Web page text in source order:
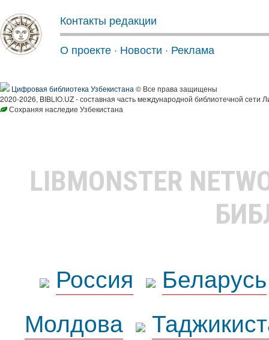
Контакты редакции
О проекте · Новости · Реклама
Цифровая библиотека Узбекистана © Все права защищены
2020-2026, BIBLIO.UZ - составная часть международной библиотечной сети
Сохраняя наследие Узбекистана
LIBMONSTER
Россия
Беларусь
Молдова